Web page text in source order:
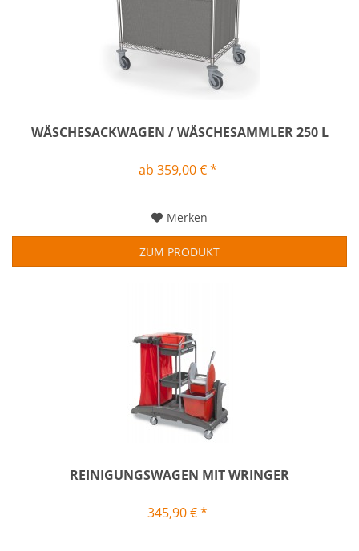
WÄSCHESACKWAGEN / WÄSCHESAMMLER 250 L
ab 359,00 € *
Merken
ZUM PRODUKT
REINIGUNGSWAGEN MIT WRINGER
345,90 € *